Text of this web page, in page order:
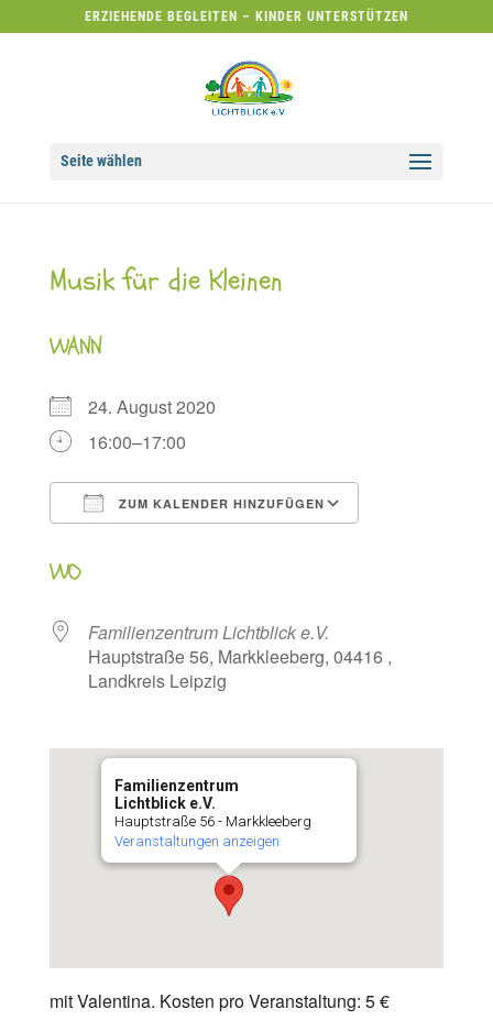
ERZIEHENDE BEGLEITEN – KINDER UNTERSTÜTZEN
Seite wählen
Musik für die Kleinen
WANN
24. August 2020
16:00–17:00
ZUM KALENDER HINZUFÜGEN
WO
Familienzentrum Lichtblick e.V.
Hauptstraße 56, Markkleeberg, 04416 ,
Landkreis Leipzig
Familienzentrum
Lichtblick e.V.
Hauptstraße 56 - Markkleeberg
Veranstaltungen anzeigen
mit Valentina. Kosten pro Veranstaltung: 5 €